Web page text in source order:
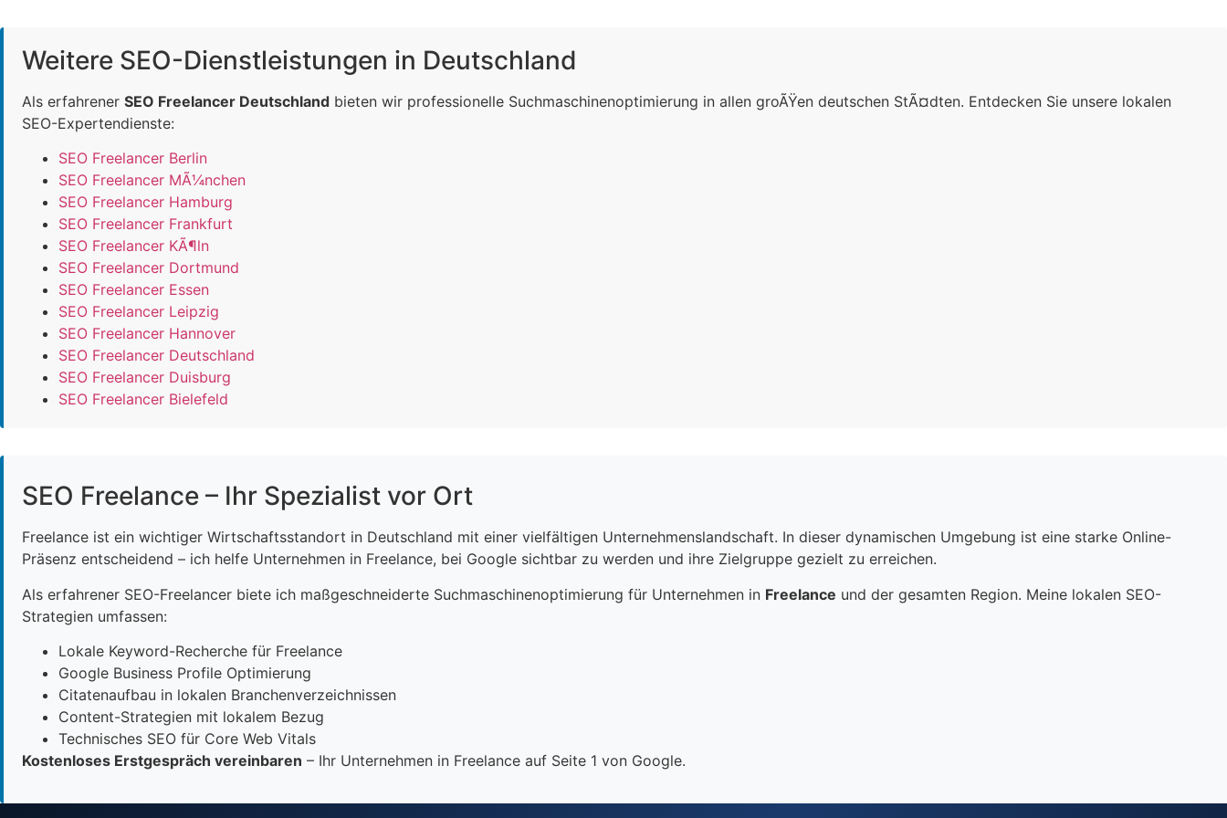
Weitere SEO-Dienstleistungen in Deutschland
Als erfahrener SEO Freelancer Deutschland bieten wir professionelle Suchmaschinenoptimierung in allen groÃŸen deutschen StÃ¤dten. Entdecken Sie unsere lokalen
SEO-Expertendienste:
SEO Freelancer Berlin
SEO Freelancer MÃ¼nchen
SEO Freelancer Hamburg
SEO Freelancer Frankfurt
SEO Freelancer KÃ¶ln
SEO Freelancer Dortmund
SEO Freelancer Essen
SEO Freelancer Leipzig
SEO Freelancer Hannover
SEO Freelancer Deutschland
SEO Freelancer Duisburg
SEO Freelancer Bielefeld
SEO Freelance – Ihr Spezialist vor Ort
Freelance ist ein wichtiger Wirtschaftsstandort in Deutschland mit einer vielfältigen Unternehmenslandschaft. In dieser dynamischen Umgebung ist eine starke Online-
Präsenz entscheidend – ich helfe Unternehmen in Freelance, bei Google sichtbar zu werden und ihre Zielgruppe gezielt zu erreichen.
Als erfahrener SEO-Freelancer biete ich maßgeschneiderte Suchmaschinenoptimierung für Unternehmen in Freelance und der gesamten Region. Meine lokalen SEO-
Strategien umfassen:
Lokale Keyword-Recherche für Freelance
Google Business Profile Optimierung
Citatenaufbau in lokalen Branchenverzeichnissen
Content-Strategien mit lokalem Bezug
Technisches SEO für Core Web Vitals
Kostenloses Erstgespräch vereinbaren – Ihr Unternehmen in Freelance auf Seite 1 von Google.